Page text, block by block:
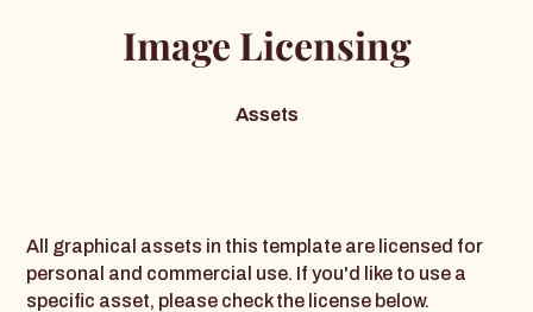
Image Licensing
Assets
All graphical assets in this template are licensed for
personal and commercial use. If you'd like to use a
specific asset, please check the license below.